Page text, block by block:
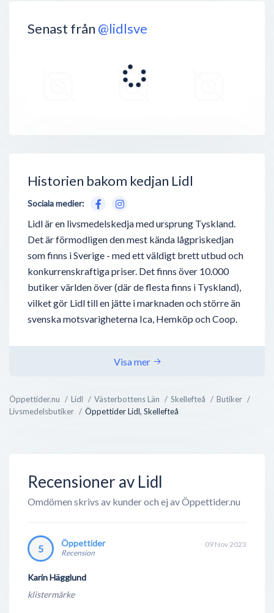
Öppettider.nu Lidl Västerbottens Län Skellefteå
Butiker
Livsmedelsbutiker
Öppettider Lidl, Skellefteå
Senast från @lidlsve
Historien bakom kedjan Lidl
Sociala medier:
Lidl är en livsmedelskedja med ursprung Tyskland.
Det är förmodligen den mest kända lågpriskedjan
som finns i Sverige - med ett väldigt brett utbud och
konkurrenskraftiga priser. Det finns över 10.000
butiker världen över (där de flesta finns i Tyskland),
vilket gör Lidl till en jätte i marknaden och större än
svenska motsvarigheterna Ica, Hemköp och Coop.
Lidl ägs av stiftelsen Lidl Stiftung (svenska: Lidl
Stiftelse) och är grundat av Dieter Schwarz år 1773, i
närheten av Lidl’s storlek.
Visa mer
Recensioner av Lidl
Omdömen skrivs av kunder och ej av Öppettider.nu
5 Öppettider
Recension
Karin Hägglund
09 Nov 2023
klistermärke